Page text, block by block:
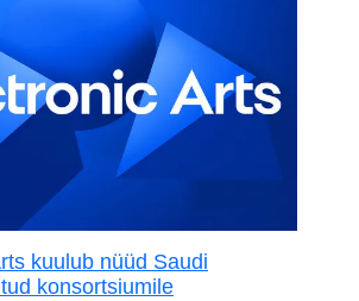
kuulub nüüd Saudi
konsortsiumile